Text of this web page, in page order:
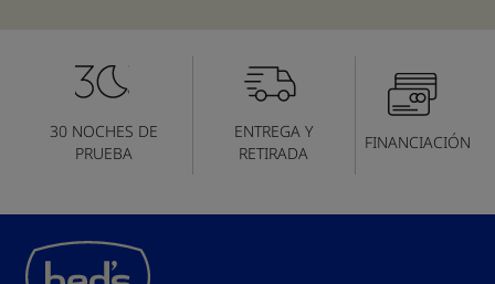
30 NOCHES DE
PRUEBA
ENTREGA Y
RETIRADA
FINANCIACIÓN